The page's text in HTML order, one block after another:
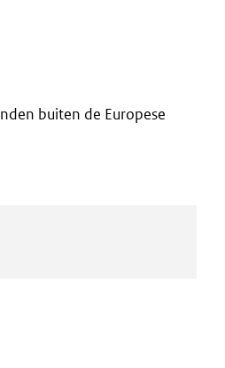
buiten de Europese